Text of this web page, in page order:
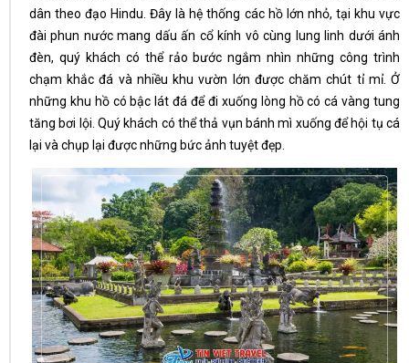
dân theo đạo Hindu. Đây là hệ thống các hồ lớn nhỏ, tại khu vực
đài phun nước mang dấu ấn cổ kính vô cùng lung linh dưới ánh
đèn, quý khách có thể rảo bước ngắm nhìn những công trình
chạm khắc đá và nhiều khu vườn lớn được chăm chút tỉ mỉ. Ở
những khu hồ có bậc lát đá để đi xuống lòng hồ có cá vàng tung
tăng bơi lội. Quý khách có thể thả vụn bánh mì xuống để hội tụ cá
lại và chụp lại được những bức ảnh tuyệt đẹp.